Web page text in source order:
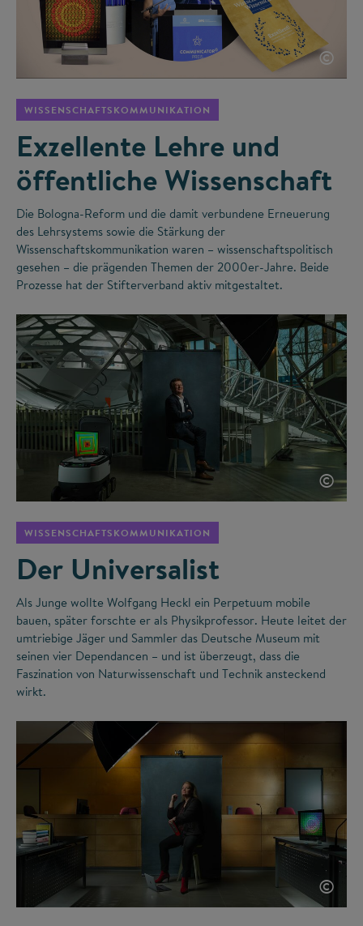
©
WISSENSCHAFTSKOMMUNIKATION
Exzellente Lehre und
öffentliche Wissenschaft
Die Bologna-Reform und die damit verbundene Erneuerung
des Lehrsystems sowie die Stärkung der
Wissenschaftskommunikation waren – wissenschaftspolitisch
gesehen – die prägenden Themen der 2000er-Jahre. Beide
Prozesse hat der Stifterverband aktiv mitgestaltet.
©
WISSENSCHAFTSKOMMUNIKATION
Der Universalist
Als Junge wollte Wolfgang Heckl ein Perpetuum mobile
bauen, später forschte er als Physikprofessor. Heute leitet der
umtriebige Jäger und Sammler das Deutsche Museum mit
seinen vier Dependancen – und ist überzeugt, dass die
Faszination von Naturwissenschaft und Technik ansteckend
wirkt.
©